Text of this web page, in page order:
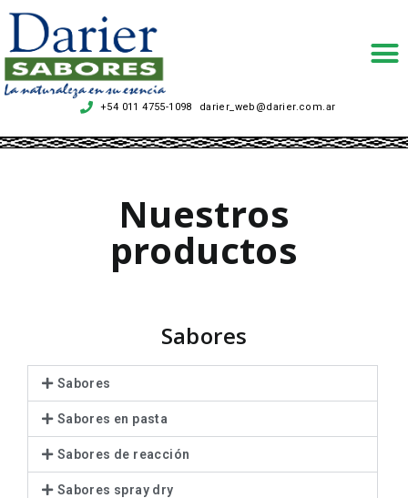
+54 011 4755-1098 darier_web@darier.com.ar
.
Nuestros
productos
Sabores
Sabores
Sabores en pasta
Sabores de reacción
Sabores spray dry